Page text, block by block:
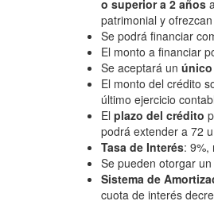
o superior a 2 años
patrimonial y
Se podrá financiar
El monto a financiar
Se aceptará un
El monto del crédito
último ejercicio
El plazo del crédito
podrá extender a 72
Tasa de Interés: 9%,
Se pueden otorgar un
Sistema de
cuota de interés